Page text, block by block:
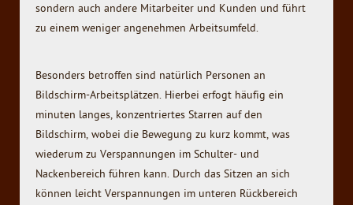
sondern auch andere Mitarbeiter und Kunden und führt
zu einem weniger angenehmen Arbeitsumfeld.
Besonders betroffen sind natürlich Personen an
Bildschirm-Arbeitsplätzen. Hierbei erfogt häufig ein
minuten langes, konzentriertes Starren auf den
Bildschirm, wobei die Bewegung zu kurz kommt, was
wiederum zu Verspannungen im Schulter- und
Nackenbereich führen kann. Durch das Sitzen an sich
können leicht Verspannungen im unteren Rückbereich